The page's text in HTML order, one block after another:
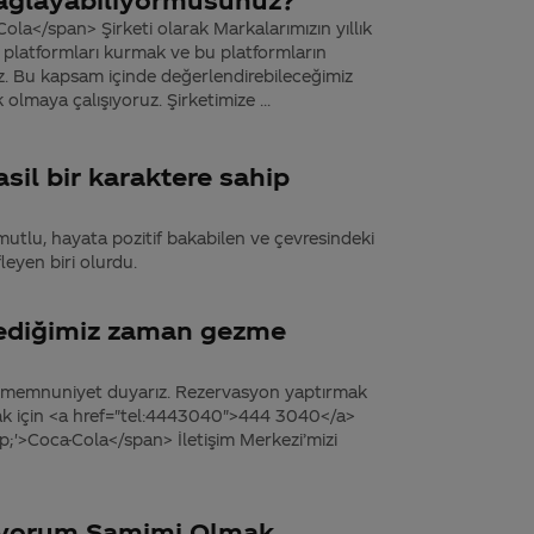
span> Şirketi olarak Markalarımızın yıllık
kurmak ve bu platformların
Bu kapsam içinde değerlendirebileceğimiz
çalışıyoruz. Şirketimize ...
bir karaktere sahip
hayata pozitif bakabilen ve çevresindeki
biri olurdu.
zaman gezme
duyarız. Rezervasyon yaptırmak
için <a href="tel:4443040">444 3040</a>
Cola</span> İletişim Merkezi’mizi